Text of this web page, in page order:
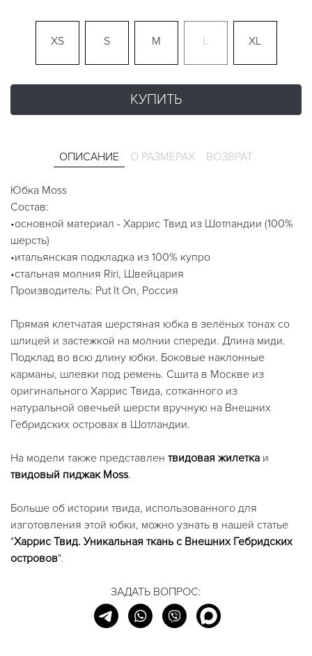
XS S M L XL
КУПИТЬ
ОПИСАНИЕ О РАЗМЕРАХ ВОЗВРАТ
Юбка Moss
Состав:
•основной материал - Харрис Твид из Шотландии (100%
шерсть)
•итальянская подкладка из 100% купро
•стальная молния Riri, Швейцария
Производитель: Put It On, Россия
Прямая клетчатая шерстяная юбка в зелёных тонах со
шлицей и застежкой на молнии спереди. Длина миди.
Подклад во всю длину юбки. Боковые наклонные
карманы, шлевки под ремень. Сшита в Москве из
оригинального Харрис Твида, сотканного из
натуральной овечьей шерсти вручную на Внешних
Гебридских островах в Шотландии.
На модели также представлен твидовая жилетка и
твидовый пиджак Moss.
Больше об истории твида, использованного для
изготовления этой юбки, можно узнать в нашей статье
"Харрис Твид. Уникальная ткань с Внешних Гебридских
островов".
ЗАДАТЬ ВОПРОС: